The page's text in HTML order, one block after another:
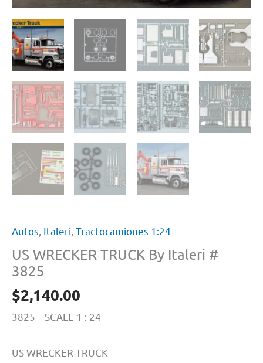
Autos, Italeri, Tractocamiones 1:24
US WRECKER TRUCK By Italeri #
3825
$2,140.00
3825 – SCALE 1 : 24
US WRECKER TRUCK